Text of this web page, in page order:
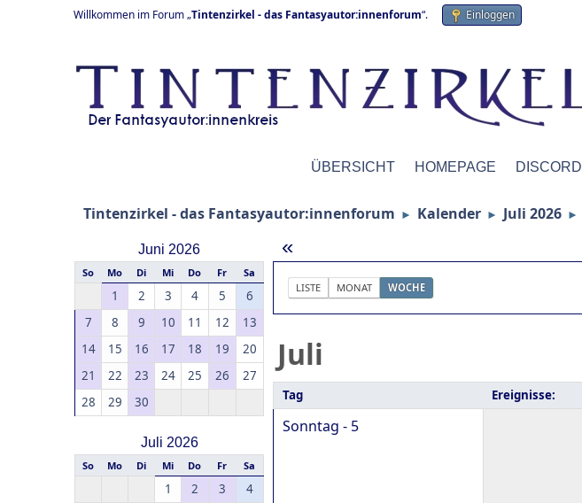
Willkommen im Forum „Tintenzirkel - das Fantasyautor:innenforum“. Einloggen
ÜBERSICHT HOMEPAGE DISCORD
Tintenzirkel - das Fantasyautor:innenforum ► Kalender ► Juli 2026 ►
Juni 2026
So Mo Di Mi Do Fr Sa
1 2 3 4 5
6
7
8 9 10 11 12
13
14
15 16 17 18 19
20
21
22 23 24 25 26
27
28
29 30
Juli 2026
So Mo Di Mi Do Fr Sa
1 2 3
4
«
LISTE MONAT WOCHE
Juli
Tag Ereignisse:
Sonntag - 5